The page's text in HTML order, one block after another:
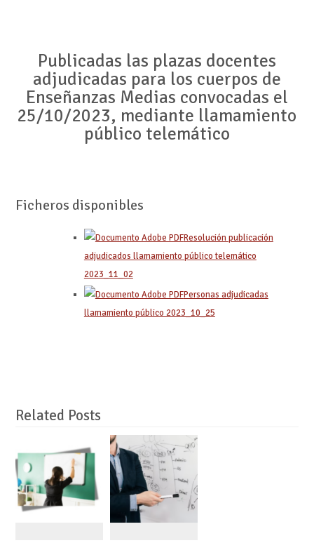
Publicadas las plazas docentes
adjudicadas para los cuerpos de
Enseñanzas Medias convocadas el
25/10/2023, mediante llamamiento
público telemático
Ficheros disponibles
Resolución publicación
adjudicados llamamiento público telemático
2023_11_02
Personas adjudicadas
llamamiento público 2023_10_25
Related Posts